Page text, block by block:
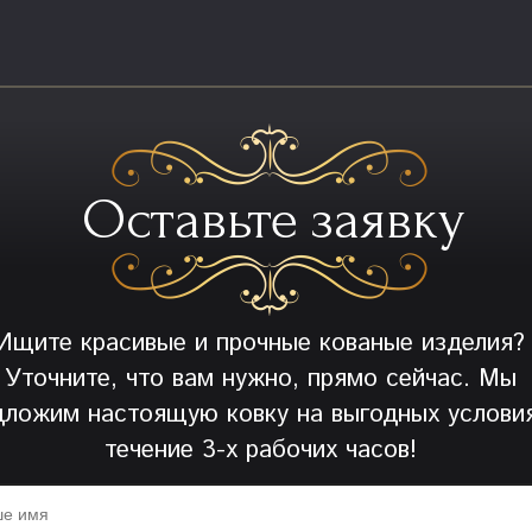
Оставьте заявку
красивые и прочные кованые изделия?
Уточните, что вам нужно, прямо сейчас. Мы
настоящую ковку на выгодных
течение 3-х рабочих часов!